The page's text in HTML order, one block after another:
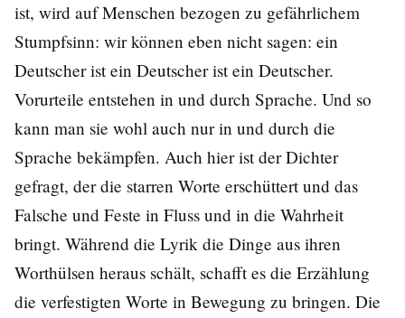
ist, wird auf Menschen bezogen zu gefährlichem
Stumpfsinn: wir können eben nicht sagen: ein
Deutscher ist ein Deutscher ist ein Deutscher.
Vorurteile entstehen in und durch Sprache. Und so
kann man sie wohl auch nur in und durch die
Sprache bekämpfen. Auch hier ist der Dichter
gefragt, der die starren Worte erschüttert und das
Falsche und Feste in Fluss und in die Wahrheit
bringt. Während die Lyrik die Dinge aus ihren
Worthülsen heraus schält, schafft es die Erzählung
die verfestigten Worte in Bewegung zu bringen. Die